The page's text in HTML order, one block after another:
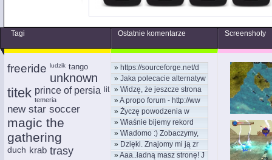
Tagi Ostatnie komentarze Screenshoty
freeride ludzik tango
unknown
titek prince of persia lit
temeria
new star soccer
magic the
gathering
duch krab trasy
» https://sourceforge.net/d
» Jaka polecacie alternatyw
» Widzę, że jeszcze strona
»A propo forum - http://ww
» Życzę powodzenia w
nowym
» Właśnie bijemy rekord
kom
» Wiadomo :) Zobaczymy,
moż
» Dzięki. Znajomy mi ją zr
»Aaa..ładną masz stronę! J